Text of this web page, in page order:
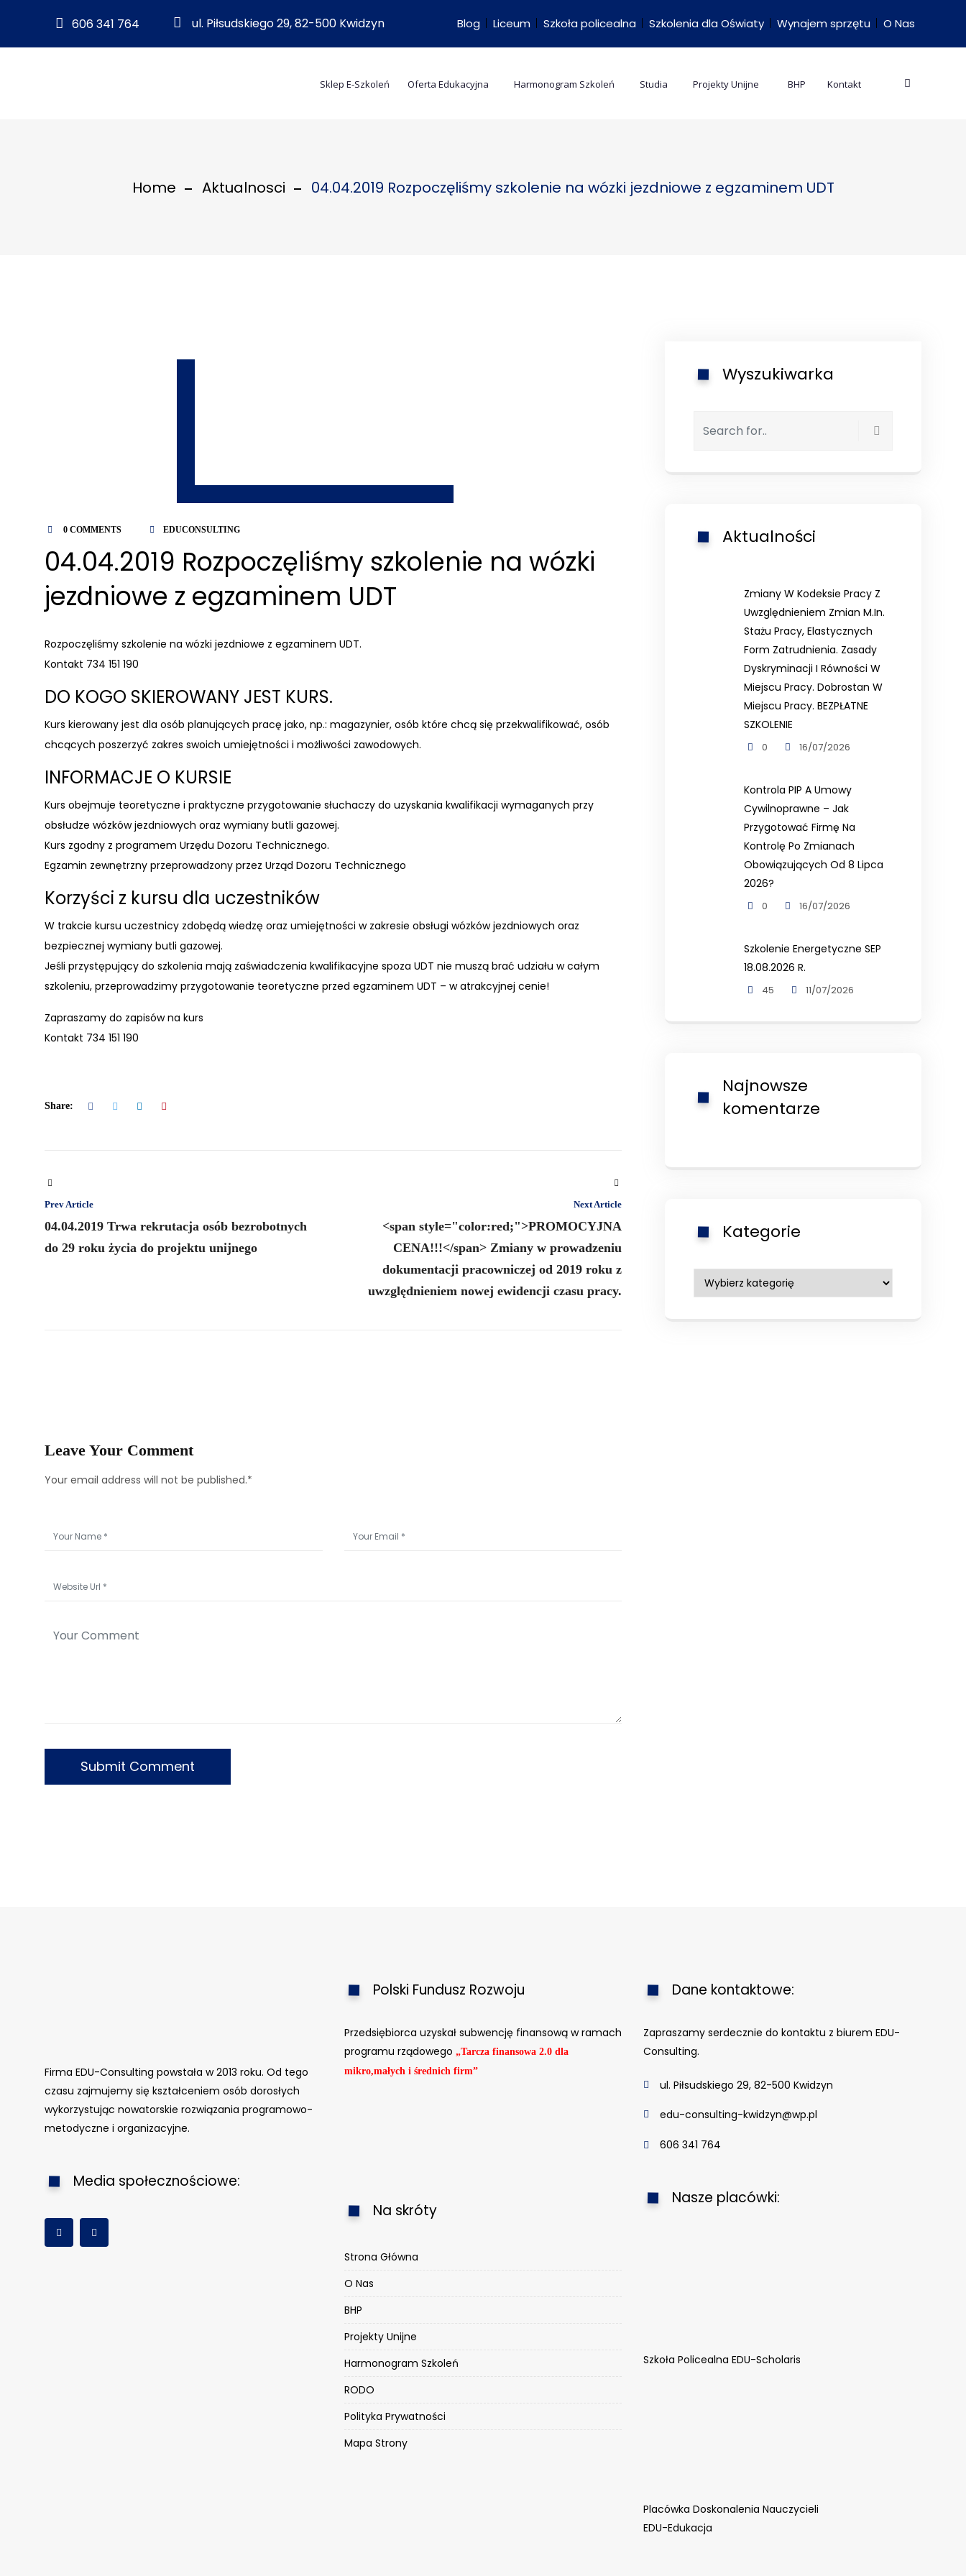
606 341 764 ul. Piłsudskiego 29, 82-500 Kwidzyn Blog Liceum Szkoła policealna Szkolenia dla Oświaty Wynajem sprzętu O Nas
Sklep E-Szkoleń Oferta Edukacyjna Harmonogram Szkoleń Studia Projekty Unijne BHP Kontakt
Home Aktualnosci 04.04.2019 Rozpoczęliśmy szkolenie na wózki jezdniowe z egzaminem UDT
0 COMMENTS EDUCONSULTING
04.04.2019 Rozpoczęliśmy szkolenie na wózki
jezdniowe z egzaminem UDT
Rozpoczęliśmy szkolenie na wózki jezdniowe z egzaminem UDT.
Kontakt 734 151 190
DO KOGO SKIEROWANY JEST KURS.
Kurs kierowany jest dla osób planujących pracę jako, np.: magazynier, osób które chcą się przekwalifikować, osób
chcących poszerzyć zakres swoich umiejętności i możliwości zawodowych.
INFORMACJE O KURSIE
Kurs obejmuje teoretyczne i praktyczne przygotowanie słuchaczy do uzyskania kwalifikacji wymaganych przy
obsłudze wózków jezdniowych oraz wymiany butli gazowej.
Kurs zgodny z programem Urzędu Dozoru Technicznego.
Egzamin zewnętrzny przeprowadzony przez Urząd Dozoru Technicznego
Korzyści z kursu dla uczestników
W trakcie kursu uczestnicy zdobędą wiedzę oraz umiejętności w zakresie obsługi wózków jezdniowych oraz
bezpiecznej wymiany butli gazowej.
Jeśli przystępujący do szkolenia mają zaświadczenia kwalifikacyjne spoza UDT nie muszą brać udziału w całym
szkoleniu, przeprowadzimy przygotowanie teoretyczne przed egzaminem UDT – w atrakcyjnej cenie!
Zapraszamy do zapisów na kurs
Kontakt 734 151 190
Share:
Prev Article
04.04.2019 Trwa rekrutacja osób bezrobotnych
do 29 roku życia do projektu unijnego
Next Article
<span style="color:red;">PROMOCYJNA
CENA!!!</span> Zmiany w prowadzeniu
dokumentacji pracowniczej od 2019 roku z
uwzględnieniem nowej ewidencji czasu pracy.
Leave Your Comment
Your email address will not be published.*
Wyszukiwarka
Aktualności
Zmiany W Kodeksie Pracy Z
Uwzględnieniem Zmian M.in.
Stażu Pracy, Elastycznych
Form Zatrudnienia. Zasady
Dyskryminacji I Równości W
Miejscu Pracy. Dobrostan W
Miejscu Pracy. BEZPŁATNE
SZKOLENIE
0 16/07/2026
Kontrola PIP A Umowy
Cywilnoprawne – Jak
Przygotować Firmę Na
Kontrolę Po Zmianach
Obowiązujących Od 8 Lipca
2026?
0 16/07/2026
Szkolenie Energetyczne SEP
18.08.2026 R.
45 11/07/2026
Najnowsze
komentarze
Kategorie
Kategorie
Firma EDU-Consulting powstała w 2013 roku. Od tego
czasu zajmujemy się kształceniem osób dorosłych
wykorzystując nowatorskie rozwiązania programowo-
metodyczne i organizacyjne.
Media społecznościowe:
Polski Fundusz Rozwoju
Przedsiębiorca uzyskał subwencję finansową w ramach
programu rządowego „Tarcza finansowa 2.0 dla
mikro,małych i średnich firm”
Na skróty
Strona Główna
O Nas
BHP
Projekty Unijne
Harmonogram Szkoleń
RODO
Polityka Prywatności
Mapa Strony
Dane kontaktowe:
Zapraszamy serdecznie do kontaktu z biurem EDU-
Consulting.
ul. Piłsudskiego 29, 82-500 Kwidzyn
edu-consulting-kwidzyn@wp.pl
606 341 764
Nasze placówki:
Szkoła Policealna EDU-Scholaris
Placówka Doskonalenia Nauczycieli
EDU-Edukacja